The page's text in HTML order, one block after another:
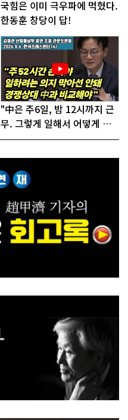
국힘은 이미 극우파에 먹혔다.
한동훈 창당이 답!
"中은 주6일, 밤 12시까지 근
무. 그렇게 일해서 어떻게 경
쟁하냐 반문하더라"